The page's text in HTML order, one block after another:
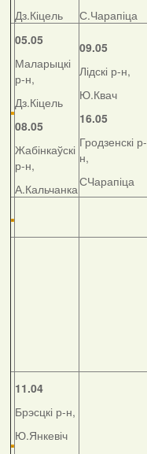
Дз.Кіцель
С.Чарапіца
05.05
Маларыцкі
р-н,
Дз.Кіцель
08.05
Жабінкаўскі
р-н,
А.Кальчанка
09.05
Лідскі р-н,
Ю.Квач
16.05
Гродзенскі р-
н,
СЧарапіца
11.04
Брэсцкі р-н,
Ю.Янкевіч